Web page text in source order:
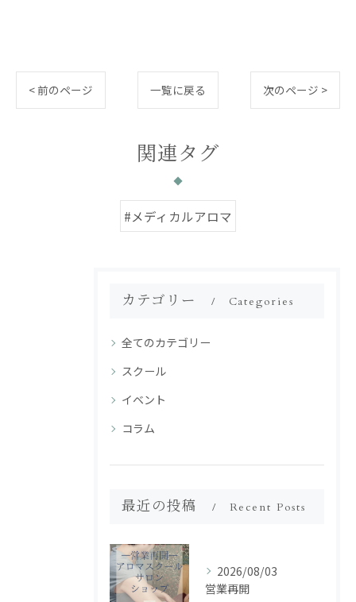
< 前のページ 一覧に戻る 次のページ >
関連タグ
#メディカルアロマ
カテゴリー Categories
全てのカテゴリー
スクール
イベント
コラム
最近の投稿 Recent Posts
2026/08/03
営業再開